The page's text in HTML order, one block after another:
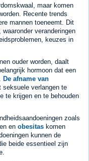
maar komen
Recente trends
mannen toeneemt. Dit
veranderingen
keuzes in
ouder worden, daalt
hormoon dat een
De afname van
seksuele verlangen te
te krijgen en te behouden
zoals
en obesitas komen
kunnen de
beide essentieel zijn